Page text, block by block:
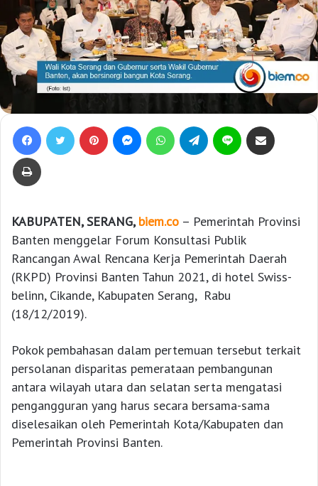
KABUPATEN, SERANG, biem.co – Pemerintah Provinsi
Banten menggelar Forum Konsultasi Publik
Rancangan Awal Rencana Kerja Pemerintah Daerah
(RKPD) Provinsi Banten Tahun 2021, di hotel Swiss-
belinn, Cikande, Kabupaten Serang, Rabu
(18/12/2019).
Pokok pembahasan dalam pertemuan tersebut terkait
persolanan disparitas pemerataan pembangunan
antara wilayah utara dan selatan serta mengatasi
pengangguran yang harus secara bersama-sama
diselesaikan oleh Pemerintah Kota/Kabupaten dan
Pemerintah Provinsi Banten.